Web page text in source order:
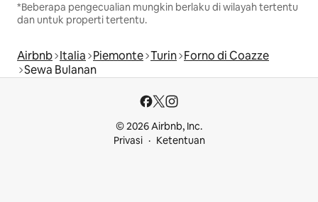
*Beberapa pengecualian mungkin berlaku di wilayah tertentu
dan untuk properti tertentu.
Airbnb Italia Piemonte Turin Forno di Coazze
Sewa Bulanan
© 2026 Airbnb, Inc.
Privasi
Ketentuan